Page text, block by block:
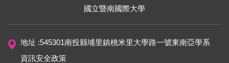
國立暨南國際大學
地址 :545301南投縣埔里鎮桃米里大學路一號東南亞學系
資訊安全政策